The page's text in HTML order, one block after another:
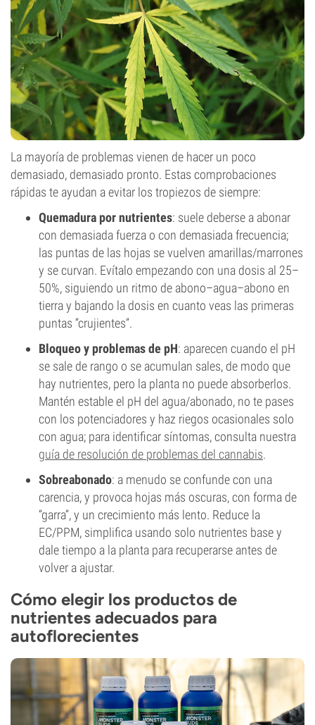
La mayoría de problemas vienen de hacer un poco
demasiado, demasiado pronto. Estas comprobaciones
rápidas te ayudan a evitar los tropiezos de siempre:
Quemadura por nutrientes: suele deberse a abonar
con demasiada fuerza o con demasiada frecuencia;
las puntas de las hojas se vuelven amarillas/marrones
y se curvan. Evítalo empezando con una dosis al 25–
50%, siguiendo un ritmo de abono–agua–abono en
tierra y bajando la dosis en cuanto veas las primeras
puntas “crujientes”.
Bloqueo y problemas de pH: aparecen cuando el pH
se sale de rango o se acumulan sales, de modo que
hay nutrientes, pero la planta no puede absorberlos.
Mantén estable el pH del agua/abonado, no te pases
con los potenciadores y haz riegos ocasionales solo
con agua; para identificar síntomas, consulta nuestra
guía de resolución de problemas del cannabis.
Sobreabonado: a menudo se confunde con una
carencia, y provoca hojas más oscuras, con forma de
“garra”, y un crecimiento más lento. Reduce la
EC/PPM, simplifica usando solo nutrientes base y
dale tiempo a la planta para recuperarse antes de
volver a ajustar.
Cómo elegir los productos de
nutrientes adecuados para
autoflorecientes